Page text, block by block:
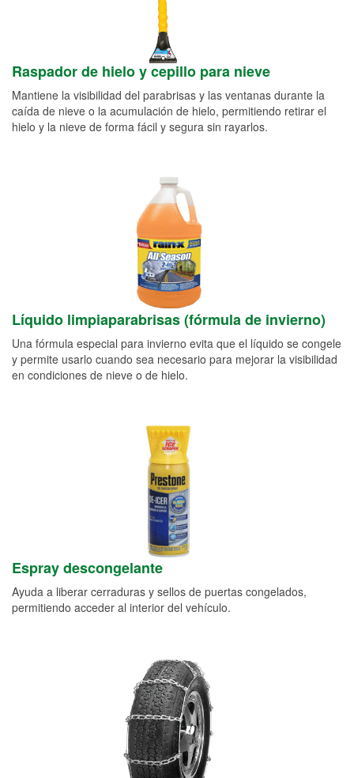
Raspador de hielo y cepillo para nieve
Mantiene la visibilidad del parabrisas y las ventanas durante la
caída de nieve o la acumulación de hielo, permitiendo retirar el
hielo y la nieve de forma fácil y segura sin rayarlos.
Líquido limpiaparabrisas (fórmula de invierno)
Una fórmula especial para invierno evita que el líquido se congele
y permite usarlo cuando sea necesario para mejorar la visibilidad
en condiciones de nieve o de hielo.
Espray descongelante
Ayuda a liberar cerraduras y sellos de puertas congelados,
permitiendo acceder al interior del vehículo.